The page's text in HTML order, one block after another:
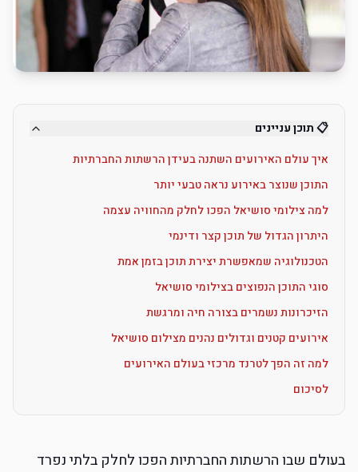
📋 תוכן עניינים
איך עולם האירועים השתנה בעידן הרשתות החברתיות
התוכן שנוצר באירוע נראה טבעי יותר
למה צילומי סושיאל הפכו לחלק מהחוויה עצמה
היתרון הגדול של תוכן קצר ודינמי
הטכנולוגיה שמאפשרת יצירת תוכן בזמן אמת
סוגי התוכן הנפוצים בצילומי סושיאל
הזיכרונות נשמרים בצורה חיה ומרגשת
אירועים קטנים וגדולים נהנים מצילום סושיאל
למה זה הפך לטרנד מרכזי בעולם האירועים
לסיכום
בעולם שבו הרשתות החברתיות הפכו לחלק בלתי נפרד